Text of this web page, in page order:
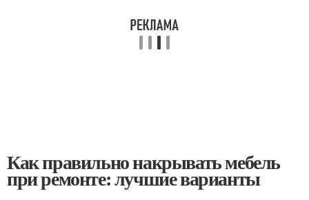
Как правильно накрывать мебель
при ремонте: лучшие варианты